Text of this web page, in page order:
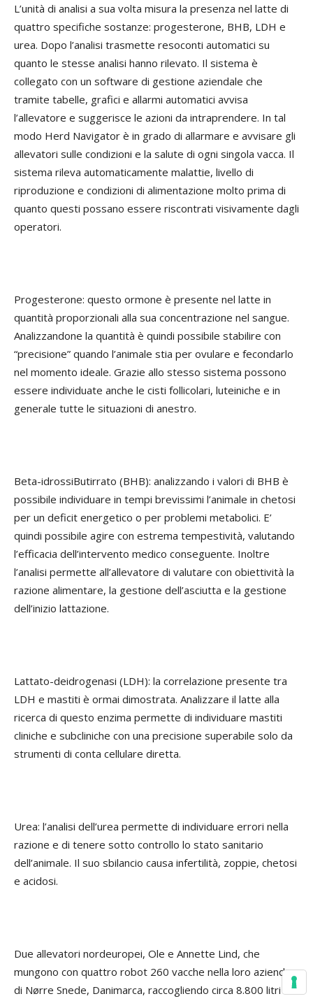
L’unità di analisi a sua volta misura la presenza nel latte di
quattro specifiche sostanze: progesterone, BHB, LDH e
urea. Dopo l’analisi trasmette resoconti automatici su
quanto le stesse analisi hanno rilevato. Il sistema è
collegato con un software di gestione aziendale che
tramite tabelle, grafici e allarmi automatici avvisa
l’allevatore e suggerisce le azioni da intraprendere. In tal
modo Herd Navigator è in grado di allarmare e avvisare gli
allevatori sulle condizioni e la salute di ogni singola vacca. Il
sistema rileva automaticamente malattie, livello di
riproduzione e condizioni di alimentazione molto prima di
quanto questi possano essere riscontrati visivamente dagli
operatori.
Progesterone: questo ormone è presente nel latte in
quantità proporzionali alla sua concentrazione nel sangue.
Analizzandone la quantità è quindi possibile stabilire con
“precisione” quando l’animale stia per ovulare e fecondarlo
nel momento ideale. Grazie allo stesso sistema possono
essere individuate anche le cisti follicolari, luteiniche e in
generale tutte le situazioni di anestro.
Beta-idrossiButirrato (BHB): analizzando i valori di BHB è
possibile individuare in tempi brevissimi l’animale in chetosi
per un deficit energetico o per problemi metabolici. E’
quindi possibile agire con estrema tempestività, valutando
l’efficacia dell’intervento medico conseguente. Inoltre
l’analisi permette all’allevatore di valutare con obiettività la
razione alimentare, la gestione dell’asciutta e la gestione
dell’inizio lattazione.
Lattato-deidrogenasi (LDH): la correlazione presente tra
LDH e mastiti è ormai dimostrata. Analizzare il latte alla
ricerca di questo enzima permette di individuare mastiti
cliniche e subcliniche con una precisione superabile solo da
strumenti di conta cellulare diretta.
Urea: l’analisi dell’urea permette di individuare errori nella
razione e di tenere sotto controllo lo stato sanitario
dell’animale. Il suo sbilancio causa infertilità, zoppie, chetosi
e acidosi.
Due allevatori nordeuropei, Ole e Annette Lind, che
mungono con quattro robot 260 vacche nella loro azienda
di Nørre Snede, Danimarca, raccogliendo circa 8.800 litri di